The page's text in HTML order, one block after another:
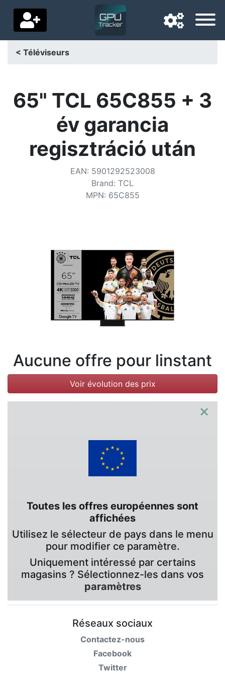
Pays de livraison
Baisses de prix
Paramètres
Catégories
< Téléviseurs
65" TCL 65C855 + 3
év garancia
regisztráció után
EAN: 5901292523008
Brand: TCL
MPN: 65C855
Aucune offre pour linstant
Voir évolution des prix
×
Toutes les offres européennes sont
affichées
Utilisez le sélecteur de pays dans le menu
pour modifier ce paramètre.
Uniquement intéressé par certains
magasins ? Sélectionnez-les dans vos
paramètres
Réseaux sociaux
Contactez-nous
Facebook
Twitter